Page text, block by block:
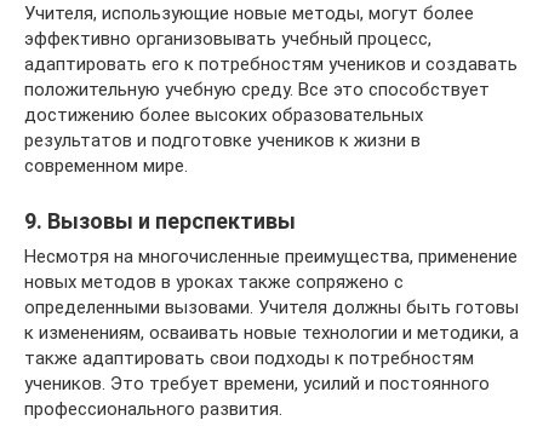
Учителя, использующие новые методы, могут более
эффективно организовывать учебный процесс,
адаптировать его к потребностям учеников и создавать
положительную учебную среду. Все это способствует
достижению более высоких образовательных
результатов и подготовке учеников к жизни в
современном мире.
9. Вызовы и перспективы
Несмотря на многочисленные преимущества, применение
новых методов в уроках также сопряжено с
определенными вызовами. Учителя должны быть готовы
к изменениям, осваивать новые технологии и методики, а
также адаптировать свои подходы к потребностям
учеников. Это требует времени, усилий и постоянного
профессионального развития.